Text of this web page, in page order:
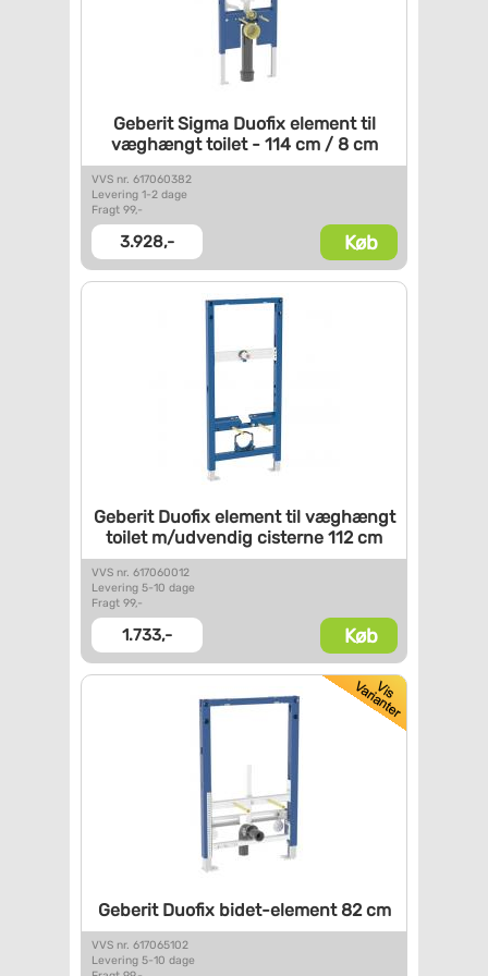
Geberit Sigma Duofix elementtil
væghængt toilet - 114 cm /8 cm
VVS nr. 617060382
Levering 1-2 dage
Fragt 99,-
3.928,- Køb
Geberit Duofix element tilvæghængt
toilet m/udvendig cisterne 112 cm
VVS nr. 617060012
Levering 5-10 dage
Fragt 99,-
1.733,- Køb
Geberit Duofix bidet-element82 cm
VVS nr. 617065102
Levering 5-10 dage